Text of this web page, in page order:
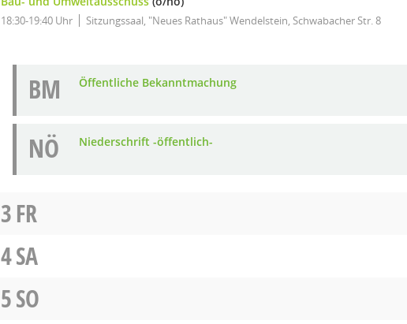
18:30-19:40 Uhr Sitzungssaal, "Neues Rathaus" Wendelstein, Schwabacher Str. 8
BM Öffentliche Bekanntmachung
NÖ Niederschrift -öffentlich-
3FR
4SA
5SO